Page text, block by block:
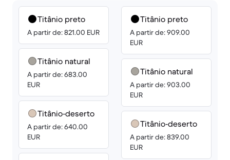
Titânio preto
A partir de: 821.00 EUR
Titânio natural
A partir de: 683.00
EUR
Titânio‑deserto
A partir de: 640.00
EUR
Titânio preto
A partir de: 909.00
EUR
Titânio natural
A partir de: 903.00
EUR
Titânio‑deserto
A partir de: 839.00
EUR